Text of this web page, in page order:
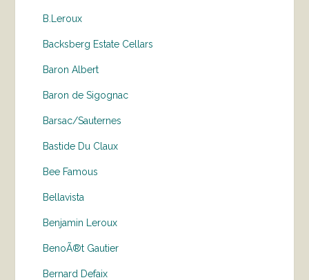
B.Leroux
Backsberg Estate Cellars
Baron Albert
Baron de Sigognac
Barsac/Sauternes
Bastide Du Claux
Bee Famous
Bellavista
Benjamin Leroux
BenoÃ®t Gautier
Bernard Defaix